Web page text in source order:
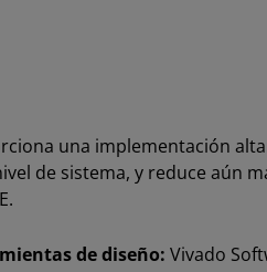
una implementación
de sistema, y reduce aún
de diseño:Vivado